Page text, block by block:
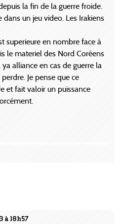
la fin de la guerre froide.
un jeu video. Les Irakiens
superieure en nombre face à
le materiel des Nord Coréens
alliance en cas de guerre la
Je pense que ce
et fait valoir un puissance
à 18h57